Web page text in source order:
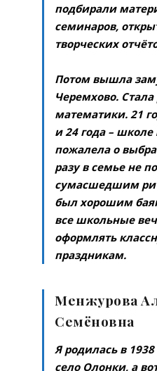
подбирали
семинаров,
творческих
Потом вышла
Черемхово.
математики. 21
и 24 года –
пожалела о
разу в семье не
сумасшедшим
был хорошим
все школьные
оформлять
праздникам.
Менжурова
Семёновна
Я родилась в
село Олонки, а